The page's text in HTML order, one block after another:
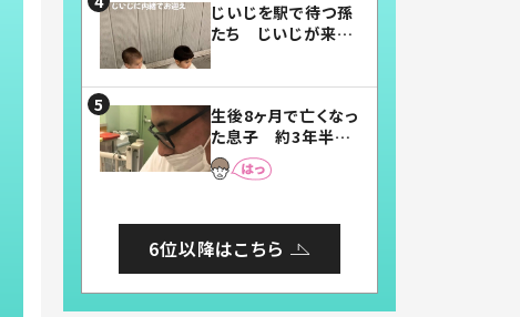
じいじを駅で待つ孫
たち じいじが来た
まらない」「幸せにな
れる」
生後8ヶ月で亡くなっ
た息子 約3年半
後、当時の妻の日記
に書いてあった本音
6位以降はこちら